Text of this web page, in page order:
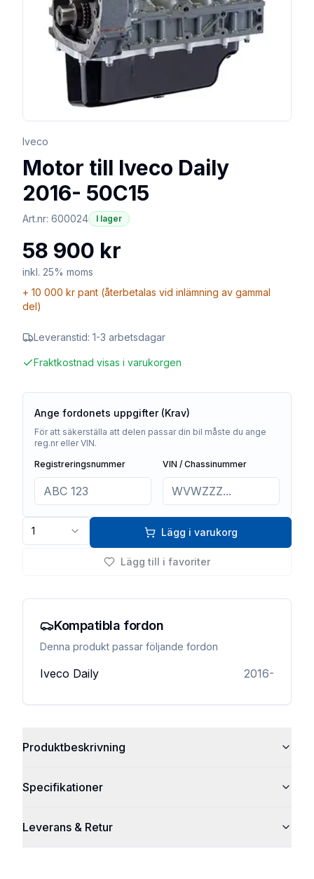
Iveco
Motor till Iveco Daily
2016- 50C15
Art.nr: 600024 I lager
58 900 kr
inkl. 25% moms
+ 10 000 kr pant (återbetalas vid inlämning av gammal
del)
Leveranstid: 1-3 arbetsdagar
Fraktkostnad visas i varukorgen
Ange fordonets uppgifter (Krav)
För att säkerställa att delen passar din bil måste du ange
reg.nr eller VIN.
Registreringsnummer
VIN / Chassinummer
1 Lägg i varukorg
Lägg till i favoriter
Kompatibla fordon
Denna produkt passar följande fordon
Iveco Daily 2016-
Produktbeskrivning
Specifikationer
Leverans & Retur